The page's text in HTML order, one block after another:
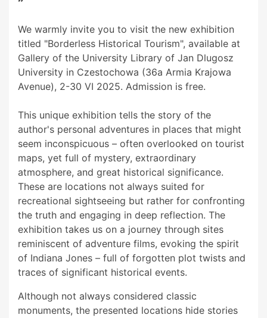
We warmly invite you to visit the new exhibition
titled "Borderless Historical Tourism", available at
Gallery of the University Library of Jan Dlugosz
University in Czestochowa (36a Armia Krajowa
Avenue), 2-30 VI 2025. Admission is free.
This unique exhibition tells the story of the
author's personal adventures in places that might
seem inconspicuous – often overlooked on tourist
maps, yet full of mystery, extraordinary
atmosphere, and great historical significance.
These are locations not always suited for
recreational sightseeing but rather for confronting
the truth and engaging in deep reflection. The
exhibition takes us on a journey through sites
reminiscent of adventure films, evoking the spirit
of Indiana Jones – full of forgotten plot twists and
traces of significant historical events.
Although not always considered classic
monuments, the presented locations hide stories